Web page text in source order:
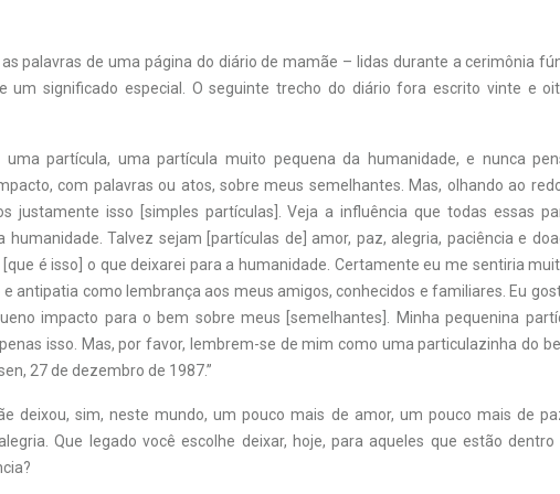
palavras de uma página do diário de mamãe – lidas durante a cerimônia
um significado especial. O seguinte trecho do diário fora escrito vinte e
uma partícula, uma partícula muito pequena da humanidade, e nunca
com palavras ou atos, sobre meus semelhantes. Mas, olhando ao
justamente isso [simples partículas]. Veja a influência que todas essas
humanidade. Talvez sejam [partículas de] amor, paz, alegria, paciência e
é isso] o que deixarei para a humanidade. Certamente eu me sentiria
e antipatia como lembrança aos meus amigos, conhecidos e familiares. Eu
impacto para o bem sobre meus [semelhantes]. Minha pequenina
isso. Mas, por favor, lembrem-se de mim como uma particulazinha do
27 de dezembro de 1987.”
deixou, sim, neste mundo, um pouco mais de amor, um pouco mais de
Que legado você escolhe deixar, hoje, para aqueles que estão dentro